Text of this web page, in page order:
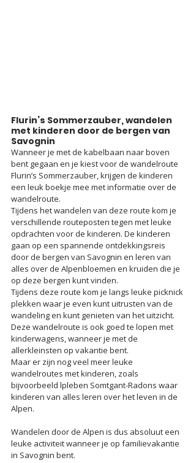
Flurin’s Sommerzauber, wandelen
met kinderen door de bergen van
Savognin
Wanneer je met de kabelbaan naar boven
bent gegaan en je kiest voor de wandelroute
Flurin’s Sommerzauber, krijgen de kinderen
een leuk boekje mee met informatie over de
wandelroute.
Tijdens het wandelen van deze route kom je
verschillende routeposten tegen met leuke
opdrachten voor de kinderen. De kinderen
gaan op een spannende ontdekkingsreis
door de bergen van Savognin en leren van
alles over de Alpenbloemen en kruiden die je
op deze bergen kunt vinden.
Tijdens deze route kom je langs leuke picknick
plekken waar je even kunt uitrusten van de
wandeling en kunt genieten van het uitzicht.
Deze wandelroute is ook goed te lopen met
kinderwagens, wanneer je met de
allerkleinsten op vakantie bent.
Maar er zijn nog veel meer leuke
wandelroutes met kinderen, zoals
bijvoorbeeld lpleben Somtgant-Radons waar
kinderen van alles leren over het leven in de
Alpen.
Wandelen door de Alpen is dus absoluut een
leuke activiteit wanneer je op familievakantie
in Savognin bent.